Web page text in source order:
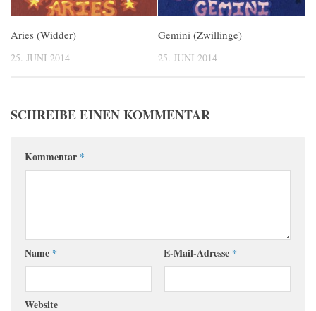
Aries (Widder)
25. JUNI 2014
Gemini (Zwillinge)
25. JUNI 2014
SCHREIBE EINEN KOMMENTAR
Kommentar *
Name * E-Mail-Adresse *
Website